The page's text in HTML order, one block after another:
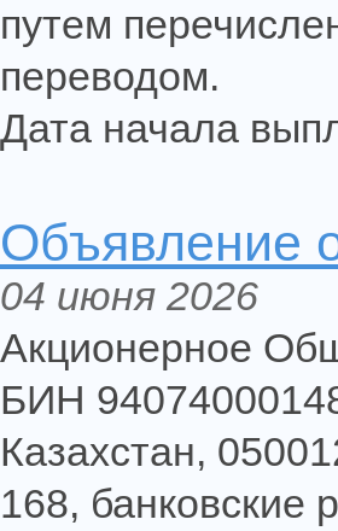
путем
переводом.
Дата начала
Объявление
04 июня 2026
Акционерное
БИН
Казахстан,
168, банковские